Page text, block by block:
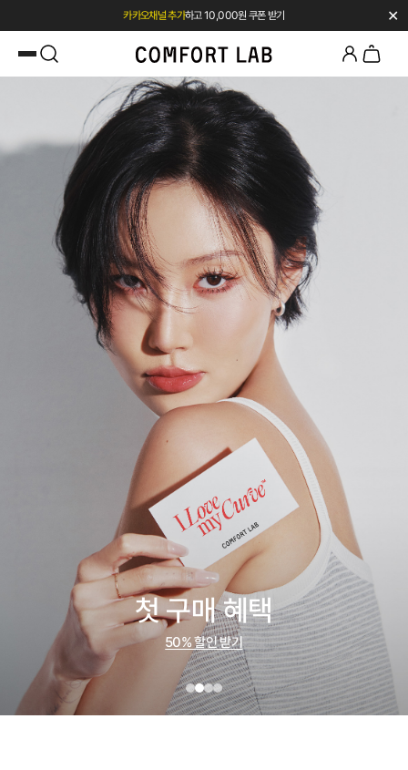
카카오채널 추가하고 10,000원 쿠폰 받기
첫 구매 시 베스트셀러 50% 즉시 할인
✕
첫 구매 혜택
50% 할인 받기